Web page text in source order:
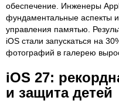
обеспечение. Инженеры
фундаментальные аспекты
управления памятью.
iOS стали запускаться на
фотографий в галерею
iOS 27:
и защита детей